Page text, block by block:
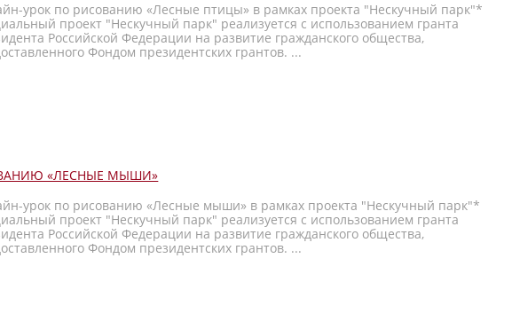
урок по рисованию «Лесные птицы» в рамках проекта "Нескучный парк"*
проект "Нескучный парк" реализуется с использованием гранта
Российской Федерации на развитие гражданского общества,
Фондом президентских грантов. ...
«ЛЕСНЫЕ МЫШИ»
урок по рисованию «Лесные мыши» в рамках проекта "Нескучный парк"*
проект "Нескучный парк" реализуется с использованием гранта
Российской Федерации на развитие гражданского общества,
Фондом президентских грантов. ...